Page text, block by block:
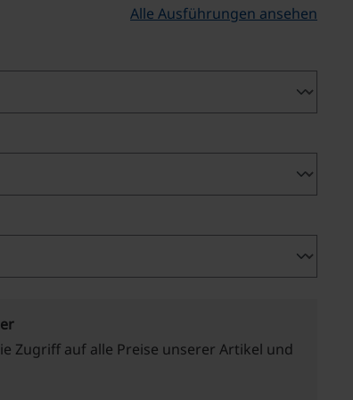
Alle Ausführungen ansehen
Zugriff auf alle Preise unserer Artikel und